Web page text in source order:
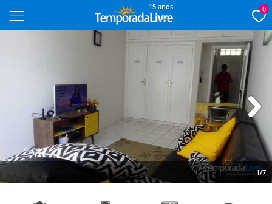
15 anos 0
1/7
Next